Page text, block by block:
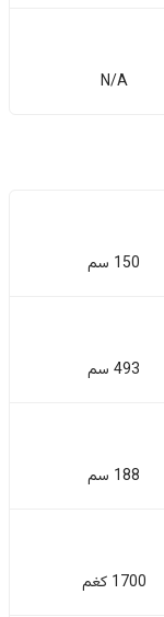
N/A
150 سم
493 سم
188 سم
1700 كغم